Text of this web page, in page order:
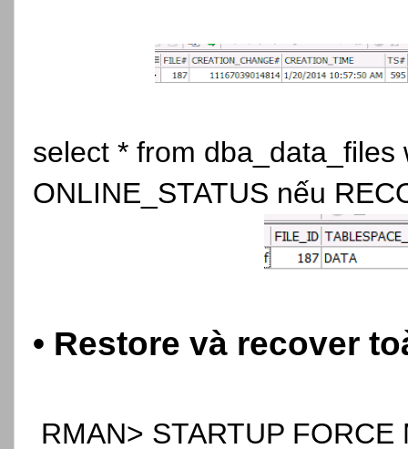
select * from
ONLINE_STATUS nếu
• Restore và recover
RMAN> STARTUP FORCE